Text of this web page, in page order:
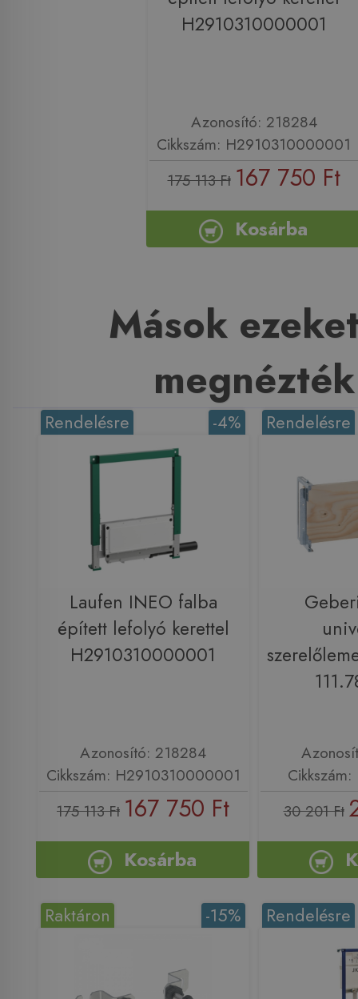
H2910310000001
Azonosító: 218284
Cikkszám: H2910310000001
175 113 Ft 167 750 Ft
Kosárba
Mások
megnézték
-4%
Rendelésre
Laufen INEO falba
épített lefolyó kerettel
H2910310000001
Azonosító: 218284
Cikkszám: H2910310000001
175 113 Ft 167 750 Ft
Kosárba
Rendelésre
30 201 Ft
-15%
Raktáron Rendelésre